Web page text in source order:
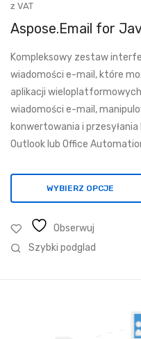
z VAT
Aspose.Email for
Kompleksowy zestaw
wiadomości e-mail, które
aplikacji
wiadomości e-mail,
konwertowania i
Outlook lub Office
WYBIERZ OPCJE
Obserwuj
Szybki podglad